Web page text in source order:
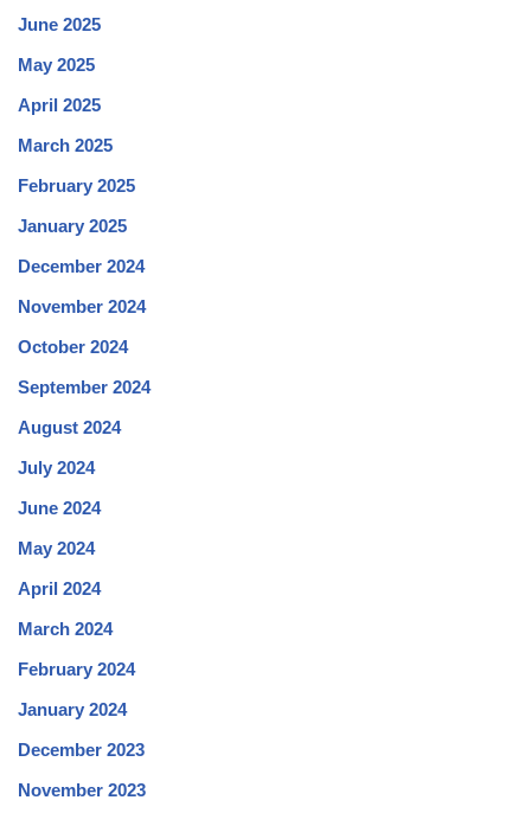
June 2025
May 2025
April 2025
March 2025
February 2025
January 2025
December 2024
November 2024
October 2024
September 2024
August 2024
July 2024
June 2024
May 2024
April 2024
March 2024
February 2024
January 2024
December 2023
November 2023